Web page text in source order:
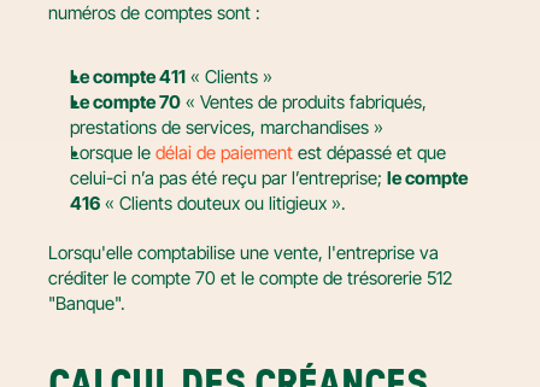
numéros de comptes sont :
Le compte 411 « Clients »
Le compte 70 « Ventes de produits fabriqués,
prestations de services, marchandises »
Lorsque le délai de paiement est dépassé et que
celui-ci n’a pas été reçu par l’entreprise; le compte
416 « Clients douteux ou litigieux ».
Lorsqu'elle comptabilise une vente, l'entreprise va
créditer le compte 70 et le compte de trésorerie 512
"Banque".